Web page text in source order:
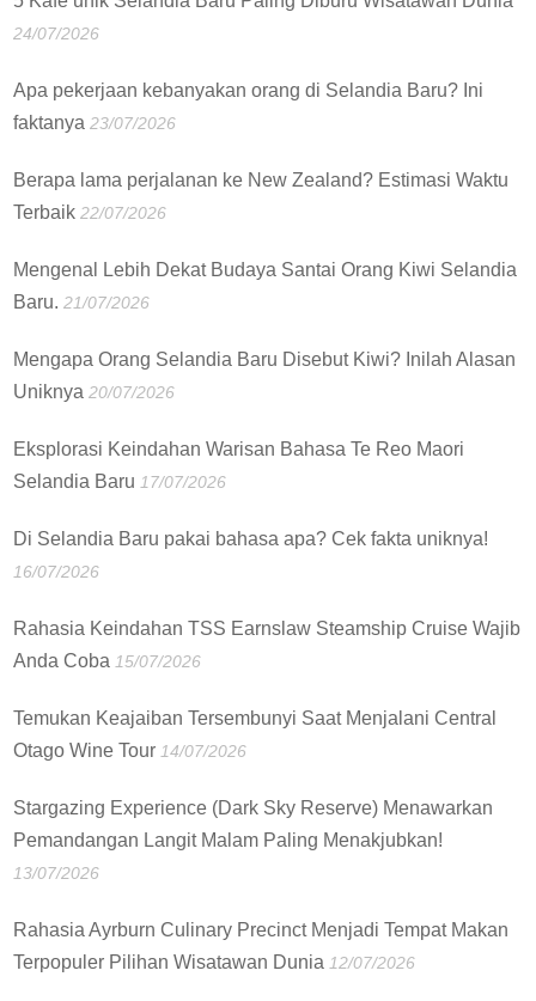
24/07/2026
Apa pekerjaan kebanyakan orang di Selandia Baru? Ini
faktanya 23/07/2026
Berapa lama perjalanan ke New Zealand? Estimasi Waktu
Terbaik 22/07/2026
Mengenal Lebih Dekat Budaya Santai Orang Kiwi Selandia
Baru. 21/07/2026
Mengapa Orang Selandia Baru Disebut Kiwi? Inilah Alasan
Uniknya 20/07/2026
Eksplorasi Keindahan Warisan Bahasa Te Reo Maori
Selandia Baru 17/07/2026
Di Selandia Baru pakai bahasa apa? Cek fakta uniknya!
16/07/2026
Rahasia Keindahan TSS Earnslaw Steamship Cruise Wajib
Anda Coba 15/07/2026
Temukan Keajaiban Tersembunyi Saat Menjalani Central
Otago Wine Tour 14/07/2026
Stargazing Experience (Dark Sky Reserve) Menawarkan
Pemandangan Langit Malam Paling Menakjubkan!
13/07/2026
Rahasia Ayrburn Culinary Precinct Menjadi Tempat Makan
Terpopuler Pilihan Wisatawan Dunia 12/07/2026